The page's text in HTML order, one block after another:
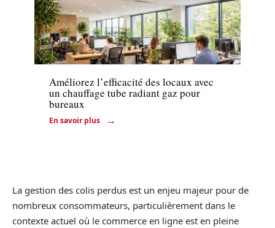
Actu
Améliorez l’efficacité des locaux avec
un chauffage tube radiant gaz pour
bureaux
En savoir plus
La gestion des colis perdus est un enjeu majeur pour de
nombreux consommateurs, particulièrement dans le
contexte actuel où le commerce en ligne est en pleine